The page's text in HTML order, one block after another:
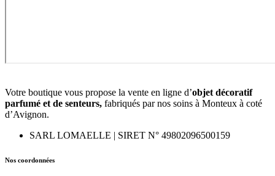
Votre boutique vous propose la vente en ligne d’objet décoratif
parfumé et de senteurs, fabriqués par nos soins à Monteux à coté
d’Avignon.
SARL LOMAELLE | SIRET N° 49802096500159
Nos coordonnées